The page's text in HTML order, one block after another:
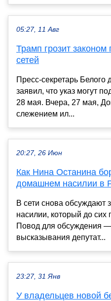
05:27, 11 Авг
Трамп грозит
сетей
Пресс-секретарь
заявил, что указ могут
28 мая. Вчера, 27 мая,
слежением ил...
20:27, 26 Июн
Как Нина Останина
домашнем насилии в
В сети снова обсуждают
насилии, который до сих
Повод для обсуждения
высказывания депутат...
23:27, 31 Янв
У владельцев новой